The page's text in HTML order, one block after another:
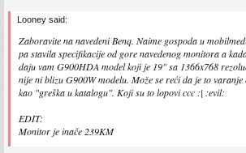
Looney said:
Zaboravite na navedeni Benq. Naime gospoda u
pa stavila specifikacije od gore navedenog monitora a
daju vam G900HDA model koji je 19" sa 1366x768
nije ni blizu G900W modelu. Može se reći da je to
kao "greška u katalogu". Koji su to lopovi ccc :| :evil:
EDIT:
Monitor je inače 239KM